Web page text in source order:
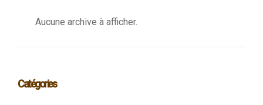
Aucune archive à afficher.
Catégories